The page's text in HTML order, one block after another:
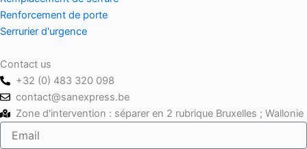
o
k
t
r
e
Renforcement de porte
Serrurier d'urgence
Contact us
+32 (0) 483 320 098
contact@sanexpress.be
Zone d'intervention : séparer en 2 rubrique Bruxelles ; Wallonie